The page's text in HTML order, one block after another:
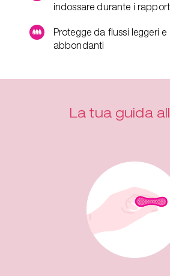
indossare durante i
Protegge da flussi leggeri e
abbondanti
La tua guida